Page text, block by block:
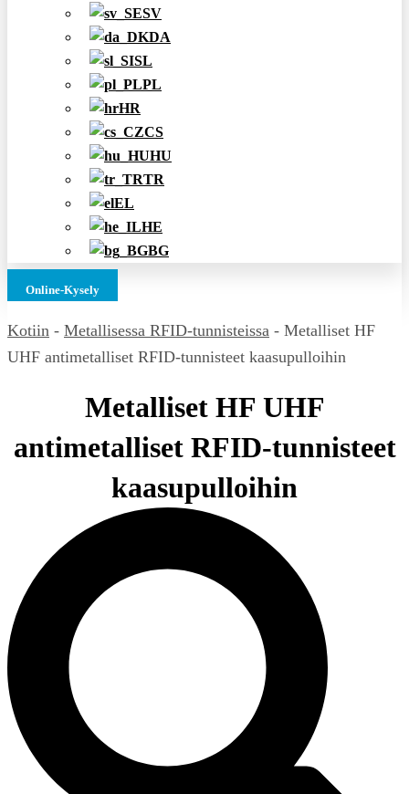
SV
DA
SL
PL
HR
CS
HU
TR
EL
HE
BG
Online-Kysely
Kotiin - Metallisessa RFID-tunnisteissa - Metalliset HF
UHF antimetalliset RFID-tunnisteet kaasupulloihin
Metalliset HF UHF
antimetalliset RFID-tunnisteet
kaasupulloihin